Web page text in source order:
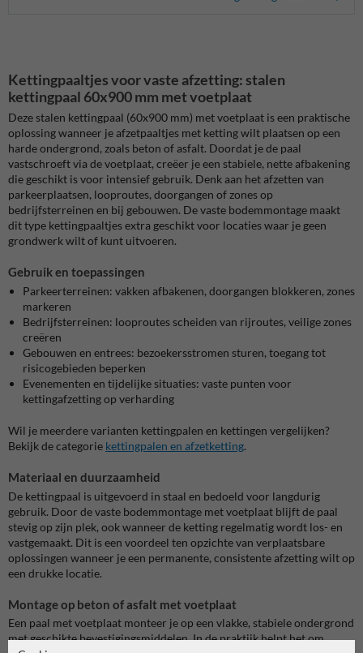
Kettingpaaltjes voor vaste afzetting: stalen
kettingpaal 60x900 mm met voetplaat
Deze stalen kettingpaal (60x900 mm) met voetplaat is een praktische
oplossing wanneer je afzetpaaltjes met ketting wilt plaatsen op een
harde ondergrond, zoals beton of asfalt. Doordat je de paal
vastschroeft via de voetplaat, creëer je een stabiele, nette afbakening
die geschikt is voor intensief gebruik. Denk aan het afzetten van
parkeerplaatsen, looproutes, doorgangen of zones op
bedrijfsterreinen en bij gebouwen. De vaste bodemmontage maakt
dit type kettingpaaltjes extra geschikt voor locaties waar je geen
grondwerk wilt of kunt uitvoeren.
Gebruik en toepassingen
Parkeerterreinen: vakken afbakenen, doorgangen blokkeren, zones
markeren
Bedrijfsterreinen: looproutes scheiden van rijroutes, veilige zones
creëren
Gebouwen en entrees: bezoekersstromen sturen, toegang tot
risicogebieden beperken
Evenementen en tijdelijke situaties: vaste punten voor
kettingafzetting op verharding
Wil je meerdere varianten kettingpalen en kettingen vergelijken?
Bekijk de categorie kettingpalen en afzetketting.
Materiaal en duurzaamheid
De kettingpaal is uitgevoerd in staal en bedoeld voor langdurig
gebruik. Door de vaste bodemmontage met voetplaat blijft de paal
stevig op zijn plek, ook wanneer de ketting regelmatig wordt los- en
vastgemaakt. Dit is een voordeel ten opzichte van verplaatsbare
oplossingen wanneer je een permanente, consistente afzetting wilt op
een drukke locatie.
Montage op beton of asfalt met voetplaat
Een paal met voetplaat monteer je op een vlakke, stabiele ondergrond
met geschikte bevestigingsmiddelen. In de praktijk helpt het om